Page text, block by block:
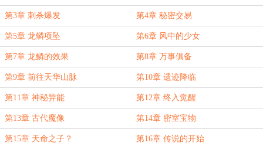
第3章 刺杀爆发 第4章 秘密交易
第5章 龙鳞项坠 第6章 风中的少女
第7章 龙鳞的效果 第8章 万事俱备
第9章 前往天华山脉 第10章 遗迹降临
第11章 神秘异能 第12章 终入觉醒
第13章 古代魔像 第14章 密室宝物
第15章 天命之子？ 第16章 传说的开始